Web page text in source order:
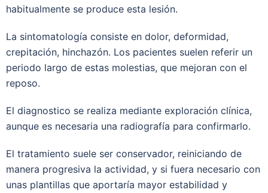
habitualmente se produce esta lesión.
La sintomatología consiste en dolor, deformidad,
crepitación, hinchazón. Los pacientes suelen referir un
periodo largo de estas molestias, que mejoran con el
reposo.
El diagnostico se realiza mediante exploración clínica,
aunque es necesaria una radiografía para confirmarlo.
El tratamiento suele ser conservador, reiniciando de
manera progresiva la actividad, y si fuera necesario con
unas plantillas que aportaría mayor estabilidad y